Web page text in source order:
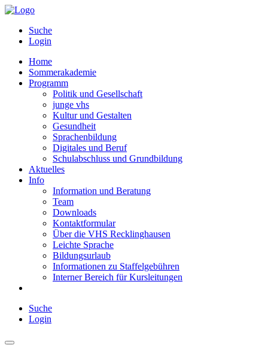
Suche
Login
Home
Sommerakademie
Programm
Politik und Gesellschaft
junge vhs
Kultur und Gestalten
Gesundheit
Sprachenbildung
Digitales und Beruf
Schulabschluss und Grundbildung
Aktuelles
Info
Information und Beratung
Team
Downloads
Kontaktformular
Über die VHS Recklinghausen
Leichte Sprache
Bildungsurlaub
Informationen zu Staffelgebühren
Interner Bereich für Kursleitungen
Suche
Login